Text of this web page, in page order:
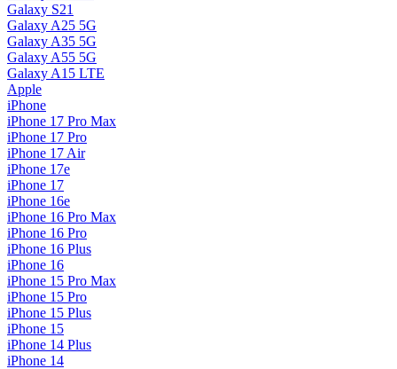
Galaxy S21
Galaxy A25 5G
Galaxy A35 5G
Galaxy A55 5G
Galaxy A15 LTE
Apple
iPhone
iPhone 17 Pro Max
iPhone 17 Pro
iPhone 17 Air
iPhone 17e
iPhone 17
iPhone 16e
iPhone 16 Pro Max
iPhone 16 Pro
iPhone 16 Plus
iPhone 16
iPhone 15 Pro Max
iPhone 15 Pro
iPhone 15 Plus
iPhone 15
iPhone 14 Plus
iPhone 14